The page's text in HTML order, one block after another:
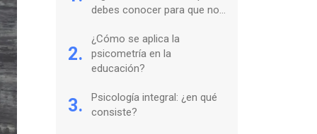
debes conocer para que no
2.
¿Cómo se aplica la
psicometría en la
educación?
3.
Psicología integral: ¿en qué
consiste?